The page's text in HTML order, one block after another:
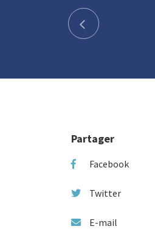
Partager
Facebook
Twitter
E-mail